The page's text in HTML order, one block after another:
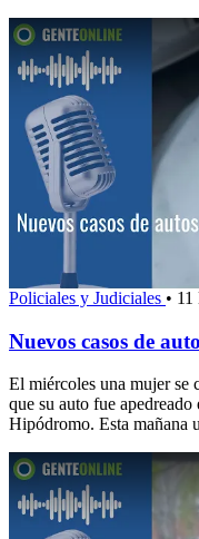
Policiales y Judiciales • 11
Nuevos casos de
El miércoles una mujer
que su auto fue
Hipódromo. Esta mañana